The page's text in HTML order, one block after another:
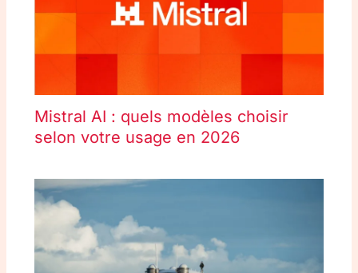
Mistral AI : quels modèles choisir
selon votre usage en 2026